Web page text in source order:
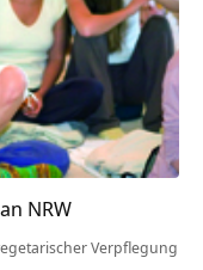
NRW
Verpflegung